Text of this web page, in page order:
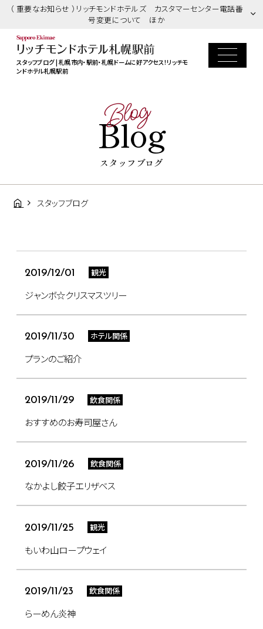
（ 重要なお知らせ ）リッチモンドホテルズ カスタマーセンター電話番
号変更について ほか
スタッフブログ | 札幌市内・駅前・札幌ドームに好アクセス！リッチモ
ンドホテル札幌駅前
Blog
Blog
スタッフブログ
スタッフブログ
2019/12/01 観光
ジャンボ☆クリスマスツリー
2019/11/30 ホテル関係
プランのご紹介
2019/11/29 飲食関係
おすすめのお寿司屋さん
2019/11/26 飲食関係
なかよし餃子エリザベス
2019/11/25 観光
もいわ山ロープウェイ
2019/11/23 飲食関係
らーめん炎神